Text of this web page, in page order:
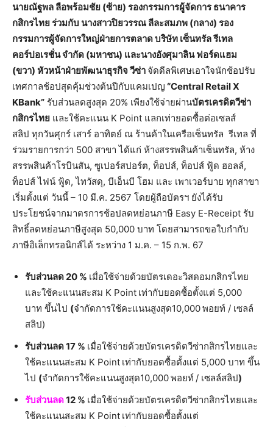
นายณัฐพล ลือพร้อมชัย (ซ้าย) รองกรรมการผู้จัดการ ธนาคาร
กสิกรไทย ร่วมกับ นางสาวปิยวรรณ ลีละสมภพ (กลาง) รอง
กรรมการผู้จัดการใหญ่ฝ่ายการตลาด บริษัท เซ็นทรัล รีเทล
คอร์ปอเรชั่น จำกัด (มหาชน) และนางอังศุมาลิน ฟอร์ดแฮม
(ขวา) หัวหน้าฝ่ายพัฒนาธุรกิจ วีซ่า จัดดีลพิเศษเอาใจนักช้อปรับ
เทศกาลช้อปสุดคุ้มช่วงต้นปีกับแคมเปญ “Central Retail X
KBank” รับส่วนลดสูงสุด 20% เพียงใช้จ่ายผ่านบัตรเครดิตวีซ่า
กสิกรไทย และใช้คะแนน K Point แลกเท่ายอดซื้อต่อเซลส์
สลิป ทุกวันศุกร์ เสาร์ อาทิตย์ ณ ร้านค้าในเครือเซ็นทรัล รีเทล ที่
ร่วมรายการกว่า 500 สาขา ได้แก่ ห้างสรรพสินค้าเซ็นทรัล, ห้าง
สรรพสินค้าโรบินสัน, ซูเปอร์สปอร์ต, ท็อปส์, ท็อปส์ ฟู้ด ฮอลล์,
ท็อปส์ ไฟน์ ฟู้ด, ไทวัสดุ, บีเอ็นบี โฮม และ เพาเวอร์บาย ทุกสาขา
เริ่มตั้งแต่ วันนี้ – 10 มี.ค. 2567 โดยผู้ถือบัตรฯ ยังได้รับ
ประโยชน์จากมาตรการช้อปลดหย่อนภาษี Easy E-Receipt รับ
สิทธิ์ลดหย่อนภาษีสูงสุด 50,000 บาท โดยสามารถขอใบกำกับ
ภาษีอิเล็กทรอนิกส์ได้ ระหว่าง 1 ม.ค. – 15 ก.พ. 67
รับส่วนลด20 % เมื่อใช้จ่ายด้วยบัตรเดอะวิสดอมกสิกรไทย
และใช้คะแนนสะสม K Point เท่ากับยอดซื้อตั้งแต่ 5,000
บาท ขึ้นไป (จำกัดการใช้คะแนนสูงสุด10,000พอยท์ / เซลล์
สลิป)
รับส่วนลด17 % เมื่อใช้จ่ายด้วยบัตรเครดิตวีซ่ากสิกรไทยและ
ใช้คะแนนสะสม K Point เท่ากับยอดซื้อตั้งแต่ 5,000 บาท ขึ้น
ไป (จำกัดการใช้คะแนนสูงสุด10,000พอยท์ / เซลล์สลิป)
รับส่วนลด12 % เมื่อใช้จ่ายด้วยบัตรเครดิตวีซ่ากสิกรไทยและ
ใช้คะแนนสะสม K Point เท่ากับยอดซื้อตั้งแต่